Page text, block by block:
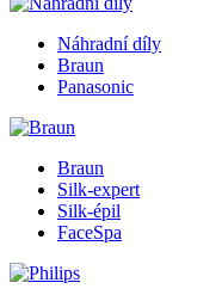
Náhradní díly
Braun
Panasonic
Braun
Silk-expert
Silk-épil
FaceSpa